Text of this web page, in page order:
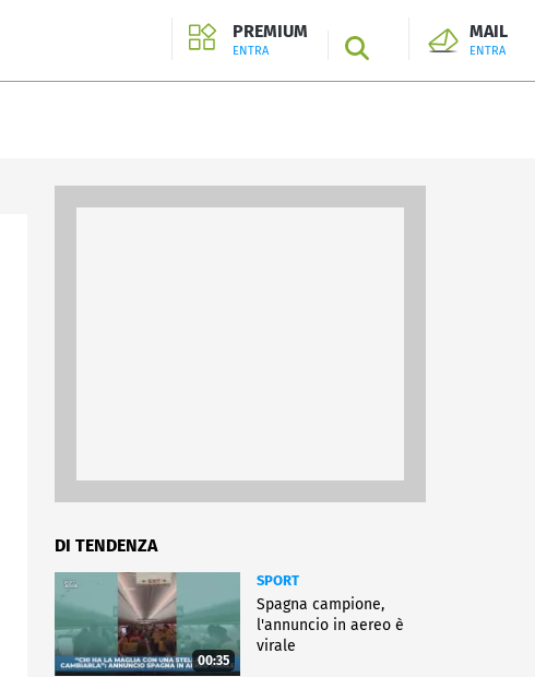
PREMIUM
ENTRA SEARCH
MAIL
ENTRA
DI TENDENZA
00:35
SPORT
Spagna campione,
l'annuncio in aereo è
virale